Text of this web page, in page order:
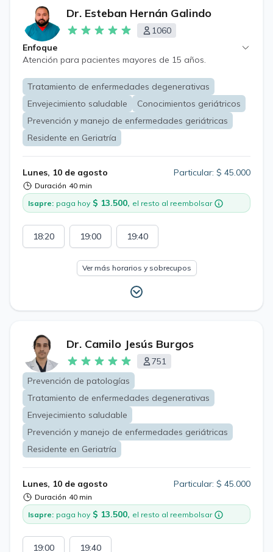
Dr. Esteban Hernán Galindo
1060
Enfoque
Atención para pacientes mayores de 15 años.
Tratamiento de enfermedades degenerativas
Envejecimiento saludable
Conocimientos geriátricos
Prevención y manejo de enfermedades geriátricas
Residente en Geriatría
Lunes, 10 de agosto
Duración 40 min
Particular: $ 45.000
Isapre: paga hoy $ 13.500, el resto al reembolsar
18:20 19:00 19:40
Ver más horarios y sobrecupos
Dr. Camilo Jesús Burgos
751
Prevención de patologías
Tratamiento de enfermedades degenerativas
Envejecimiento saludable
Prevención y manejo de enfermedades geriátricas
Residente en Geriatría
Lunes, 10 de agosto
Duración 40 min
Particular: $ 45.000
Isapre: paga hoy $ 13.500, el resto al reembolsar
19:00 19:40